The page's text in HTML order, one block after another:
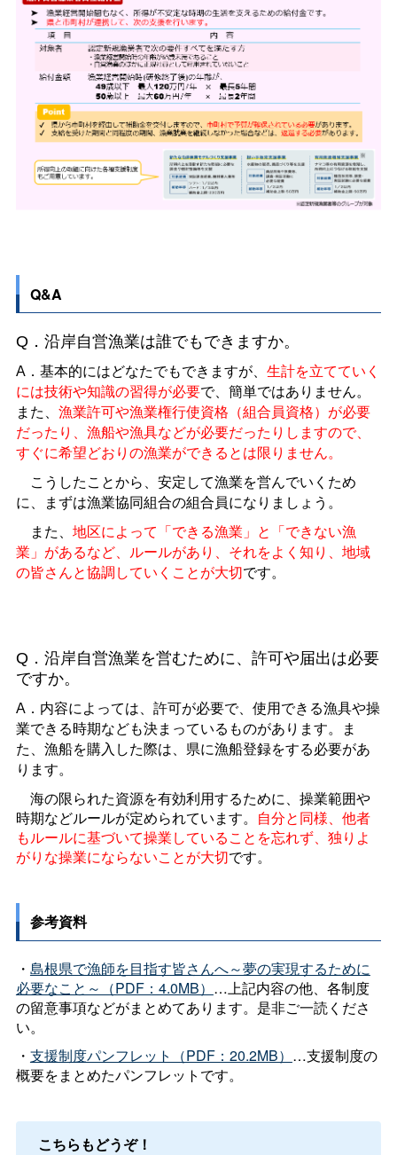
Q&A
Q．沿岸自営漁業は誰でもできますか。
A．基本的にはどなたでもできますが、 生計を立てていく
には技術や知識の習得が必要で、簡単ではありません。
また、 漁業許可や漁業権行使資格（組合員資格）が必要
だったり、漁船や漁具などが必要だったりしますので、
すぐに希望どおりの漁業ができるとは限りません。
こうしたことから、安定して漁業を営んでいくため
に、まずは漁業協同組合の組合員になりましょう。
また、 地区によって「できる漁業」と「できない漁
業」があるなど、ルールがあり、それをよく知り、地域
の皆さんと協調していくことが大切です。
Q．沿岸自営漁業を営むために、許可や届出は必要
ですか。
A．内容によっては、許可が必要で、使用できる漁具や操
業できる時期なども決まっているものがあります。ま
た、漁船を購入した際は、県に漁船登録をする必要があ
ります。
海の限られた資源を有効利用するために、操業範囲や
時期などルールが定められています。 自分と同様、他者
もルールに基づいて操業していることを忘れず、独りよ
がりな操業にならないことが大切です。
参考資料
・ 島根県で漁師を目指す皆さんへ～夢の実現するために
必要なこと～（PDF：4.0MB） …上記内容の他、各制度
の留意事項などがまとめてあります。是非ご一読くださ
い。
・ 支援制度パンフレット（PDF：20.2MB） …支援制度の
概要をまとめたパンフレットです。
こちらもどうぞ！